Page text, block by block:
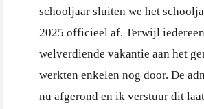
schooljaar sluiten we het
2025 officieel af. Terwijl
welverdiende vakantie aan het
werkten enkelen nog door. De
nu afgerond en ik verstuur dit